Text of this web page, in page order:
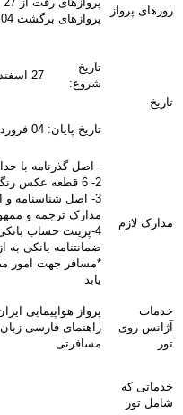
روزهای پرواز
پروازهای برگشت 04 فروردین ساعت 12:45
تاریخ
تاریخ
شروع:
27 اسفند 1399
تاریخ پایان: 04 فروردین 1399
مدارک لازم
- اصل گذرنامه با حداقل 7 ماه
2- 6 قطعه عکس رنگی 4x3 تمام رخ با زمینه روشن
3- اصل شناسنامه
مدارک ترجمه و
4-پرینت حساب بانکی 3 ماه و گواهی آن به زبان انگلیسی
ضمانتنامه بانکی به ازای هر نفر :
*مسافر جهت امور
یابد
خدمات
آژانس روی
تور
پرواز هواپیمایی
مسافرتی
خدماتی که
شامل تور